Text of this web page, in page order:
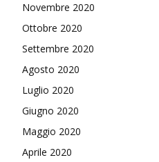
Novembre 2020
Ottobre 2020
Settembre 2020
Agosto 2020
Luglio 2020
Giugno 2020
Maggio 2020
Aprile 2020